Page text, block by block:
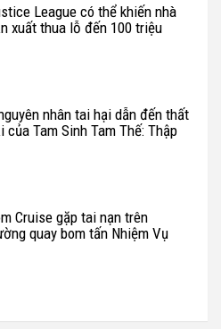
League có thể khiến nhà
xuất thua lỗ đến 100 triệu
nhân tai hại dẫn đến thất
của Tam Sinh Tam Thế: Thập
Cruise gặp tai nạn trên
quay bom tấn Nhiệm Vụ